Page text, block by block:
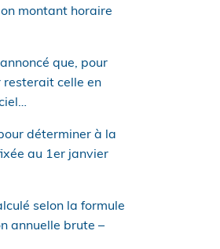
montant horaire
que, pour
resterait celle en
déterminer à la
au 1er janvier
selon la formule
annuelle brute –